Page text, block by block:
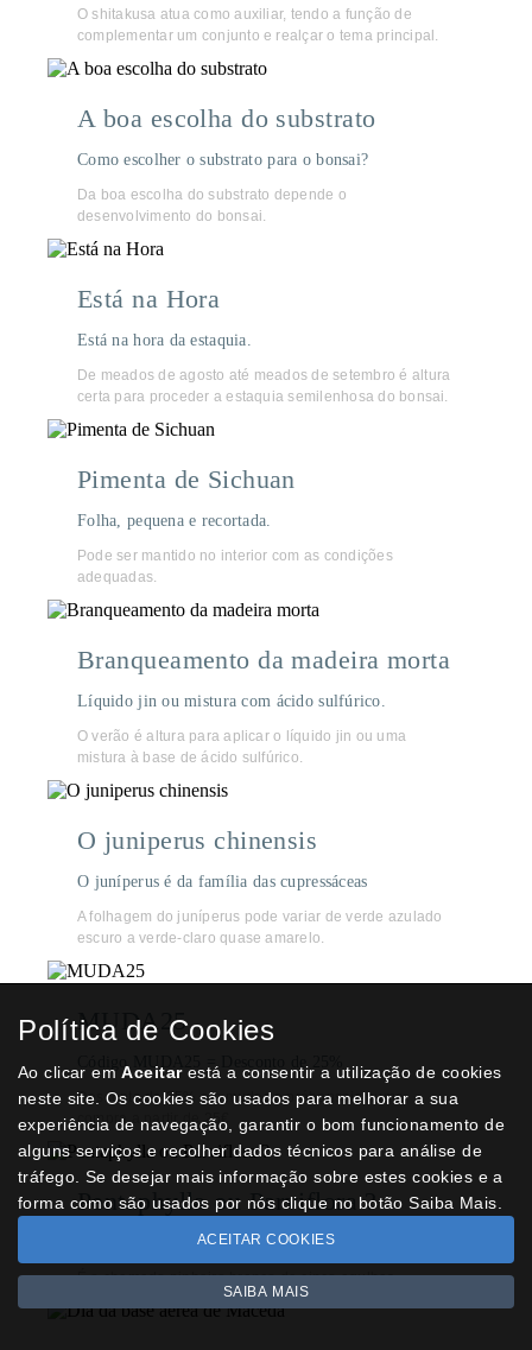
O shitakusa atua como auxiliar, tendo a função de
complementar um conjunto e realçar o tema principal.
A boa escolha do substrato
Como escolher o substrato para o bonsai?
Da boa escolha do substrato depende o
desenvolvimento do bonsai.
Está na Hora
Está na hora da estaquia.
De meados de agosto até meados de setembro é altura
certa para proceder a estaquia semilenhosa do bonsai.
Pimenta de Sichuan
Folha, pequena e recortada.
Pode ser mantido no interior com as condições
adequadas.
Branqueamento da madeira morta
Líquido jin ou mistura com ácido sulfúrico.
O verão é altura para aplicar o líquido jin ou uma
mistura à base de ácido sulfúrico.
O juniperus chinensis
O juníperus é da família das cupressáceas
A folhagem do juníperus pode variar de verde azulado
escuro a verde-claro quase amarelo.
MUDA25
Código MUDA25 = Desconto de 25%
Desconto de 25% em mudas e prébonsais numa
compra a partir de 25€
Pentaphylla ou Parviflora ?
Pinus Parviflora chama-se Goyomatsu em japonês
É o chamado pinheiro branco de cinco agulhas
Política de Cookies
Ao clicar emAceitarestá a consentir a utilização de cookies
neste site. Os cookies são usados para melhorar a sua
experiência de navegação, garantir o bom funcionamento de
alguns serviços e recolher dados técnicos para análise de
tráfego. Se desejar mais informação sobre estes cookies e a
forma como são usados por nós clique no botão Saiba Mais.
ACEITAR COOKIES
SAIBA MAIS